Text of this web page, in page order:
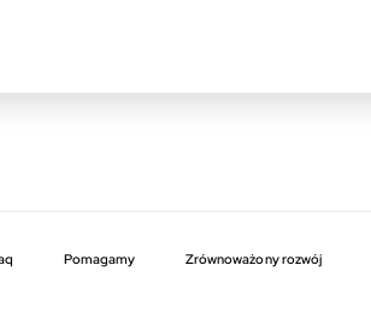
pomagamy zrównoważony rozwój